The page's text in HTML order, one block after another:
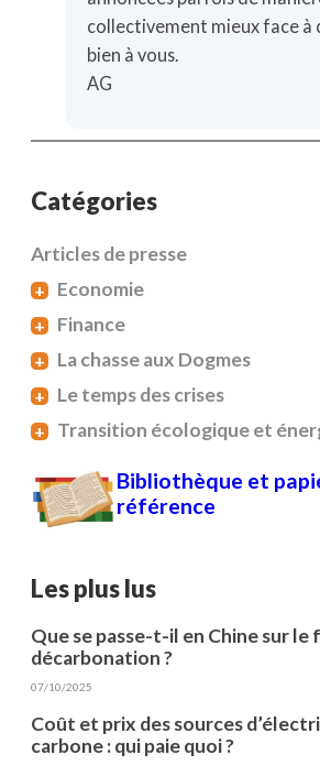
collectivement mieux face à
bien à vous.
AG
Catégories
Articles de presse
+ Economie
+ Finance
+ La chasse aux Dogmes
+ Le temps des crises
+ Transition écologique et
Bibliothèque et
référence
Les plus lus
Que se passe-t-il en Chine sur le
décarbonation ?
07/10/2025
Coût et prix des sources
carbone : qui paie quoi ?